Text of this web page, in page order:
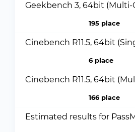
Geekbench 3, 64bit (Multi-
195 place
Cinebench R11.5, 64bit
6 place
Cinebench R11.5, 64bit
166 place
Estimated results for